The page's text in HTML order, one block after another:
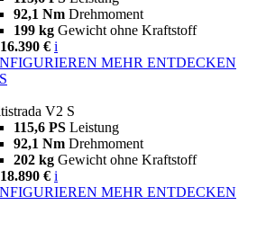
92,1 Nm Drehmoment
199 kg Gewicht ohne Kraftstoff
€ i
MEHR ENTDECKEN
V2 S
115,6 PS Leistung
92,1 Nm Drehmoment
202 kg Gewicht ohne Kraftstoff
€ i
MEHR ENTDECKEN